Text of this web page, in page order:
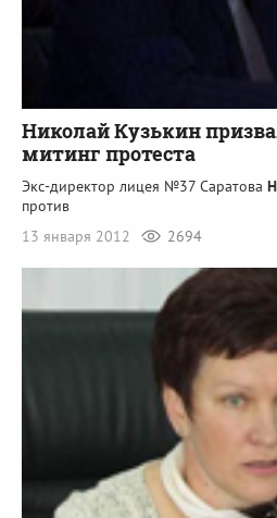
Николай Кузькин
митинг протеста
Экс-директор лицея №37 Саратова
против
13 января 2012
2694